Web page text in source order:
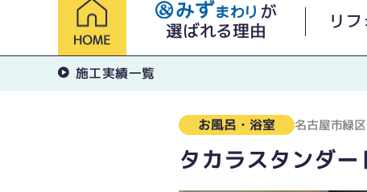
が
選ばれる理由
リ
施工実績一覧
お風呂・浴室 名古屋市緑区
タカラスタンダ